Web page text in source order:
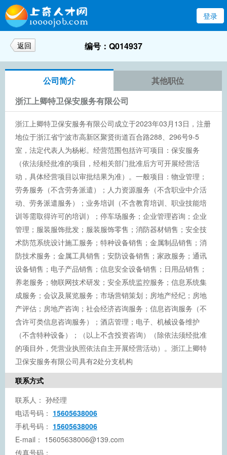
登录
返回 编号：Q014937
公司简介
其他职位
浙江上卿特卫保安服务有限公司
浙江上卿特卫保安服务有限公司成立于2023年03月13日，注册
地位于浙江省宁波市高新区聚贤街道百合路288、296号9-5
室，法定代表人为杨彬。经营范围包括许可项目：保安服务
（依法须经批准的项目，经相关部门批准后方可开展经营活
动，具体经营项目以审批结果为准）。一般项目：物业管理；
劳务服务（不含劳务派遣）；人力资源服务（不含职业中介活
动、劳务派遣服务）；业务培训（不含教育培训、职业技能培
训等需取得许可的培训）；停车场服务；企业管理咨询；企业
管理；服装服饰批发；服装服饰零售；消防器材销售；安全技
术防范系统设计施工服务；特种设备销售；金属制品销售；消
防技术服务；金属工具销售；安防设备销售；家政服务；通讯
设备销售；电子产品销售；信息安全设备销售；日用品销售；
养老服务；物联网技术研发；安全系统监控服务；信息系统集
成服务；会议及展览服务；市场营销策划；房地产经纪；房地
产评估；房地产咨询；社会经济咨询服务；信息咨询服务（不
含许可类信息咨询服务）；酒店管理；电子、机械设备维护
（不含特种设备）；（以上不含投资咨询）（除依法须经批准
的项目外，凭营业执照依法自主开展经营活动）。浙江上卿特
卫保安服务有限公司具有2处分支机构
联系方式
联系人： 孙经理
电话号码： 15605638006
手机号码： 15605638006
E-mail： 15605638006@139.com
传真号码：